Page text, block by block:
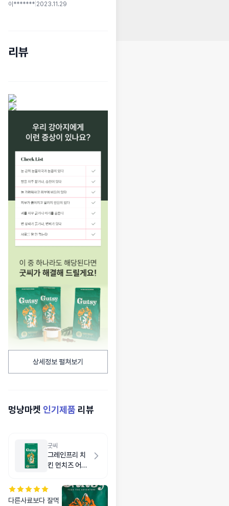
이******* 2023.11.29
리뷰
상세정보 펼쳐보기
멍냥마켓 인기제품 리뷰
굿씨
그레인프리 치
킨 먼치즈 어덜
다른사료보다 잘먹